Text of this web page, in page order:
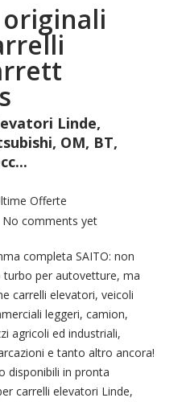
Linde,
OM, BT,
Offerte
No comments yet
completa SAITO: non
turbo per autovetture, ma
carrelli elevatori, veicoli
leggeri, camion,
agricoli ed industriali,
e tanto altro ancora!
disponibili in pronta
carrelli elevatori Linde,